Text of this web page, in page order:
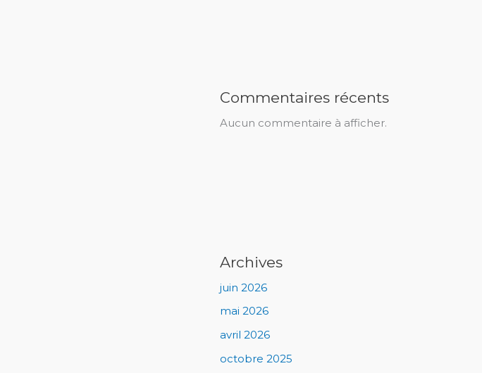
Commentaires récents
Aucun commentaire à afficher.
Archives
juin 2026
mai 2026
avril 2026
octobre 2025